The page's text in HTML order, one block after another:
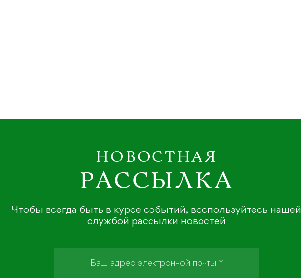
НОВОСТНАЯ
РАССЫЛКА
Чтобы всегда быть в курсе событий, воспользуйтесь нашей
службой рассылки новостей